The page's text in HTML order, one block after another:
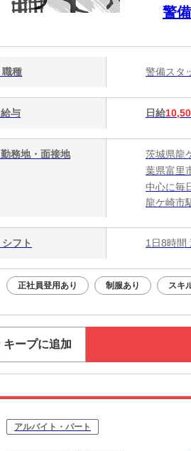
警
職種 警備スタ
給与 日給
勤務地・面接地
茨城県龍
葉県富里
中心に毎
龍ケ崎市
シフト 1日8時間
正社員登用あり 制服あり スキ
キープに追加
アルバイト・パート